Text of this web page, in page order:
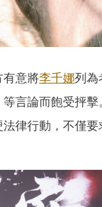
有意將李千娜列為
言論而飽受抨
律行動，不僅要